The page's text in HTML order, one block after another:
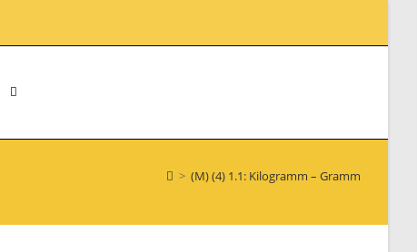
WEBSITE-
> (M) (4) 1.1: Kilogramm – Gramm